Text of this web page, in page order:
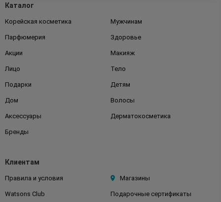
Каталог
Корейская косметика Мужчинам
Парфюмерия Здоровье
Акции Макияж
Лицо Тело
Подарки Детям
Дом Волосы
Аксессуары Дерматокосметика
Бренды
Клиентам
Правила и условия Магазины
Watsons Club Подарочные сертификаты